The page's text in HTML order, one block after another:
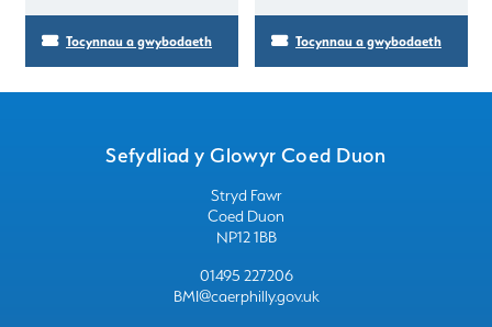
Tocynnau a gwybodaeth Tocynnau a gwybodaeth
Sefydliad y Glowyr Coed Duon
Stryd Fawr
Coed Duon
NP12 1BB
01495 227206
BMI@caerphilly.gov.uk